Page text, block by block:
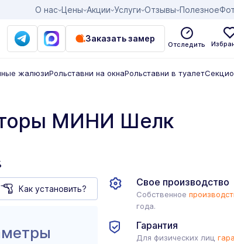
О нас Цены Акции Услуги Отзывы Полезное
Заказать замер
Отследить
жалюзиРольставни на окнаРольставни в туалет
МИНИ Шелк
Как установить?
Свое производство
Собственное
года.
Гарантия
Для физических лиц